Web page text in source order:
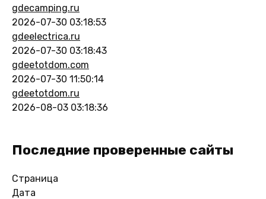
gdecamping.ru
2026-07-30 03:18:53
gdeelectrica.ru
2026-07-30 03:18:43
gdeetotdom.com
2026-07-30 11:50:14
gdeetotdom.ru
2026-08-03 03:18:36
Последние проверенные сайты
Страница
Дата